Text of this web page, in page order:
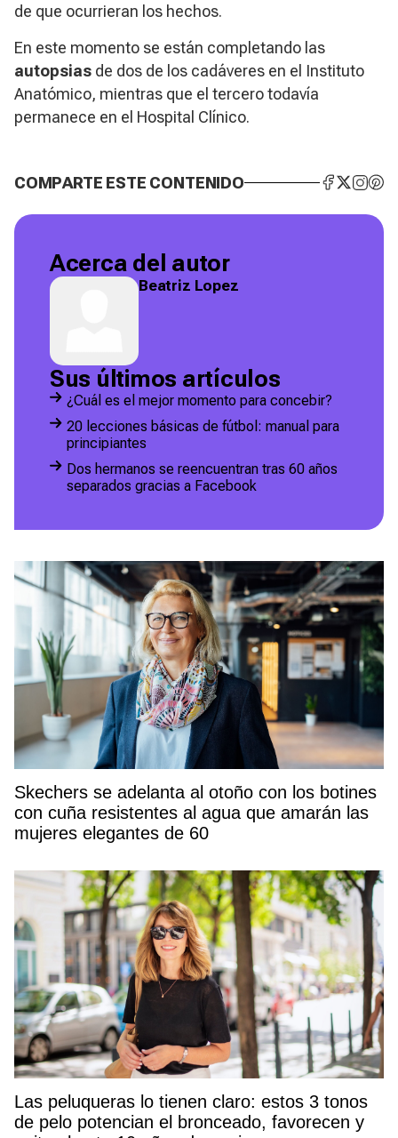
de que ocurrieran los hechos.
En este momento se están completando las
autopsias de dos de los cadáveres en el Instituto
Anatómico, mientras que el tercero todavía
permanece en el Hospital Clínico.
COMPARTE ESTE CONTENIDO
Acerca del autor
Beatriz Lopez
Sus últimos artículos
¿Cuál es el mejor momento para concebir?
20 lecciones básicas de fútbol: manual para
principiantes
Dos hermanos se reencuentran tras 60 años
separados gracias a Facebook
Skechers se adelanta al otoño con los botines
con cuña resistentes al agua que amarán las
mujeres elegantes de 60
Las peluqueras lo tienen claro: estos 3 tonos
de pelo potencian el bronceado, favorecen y